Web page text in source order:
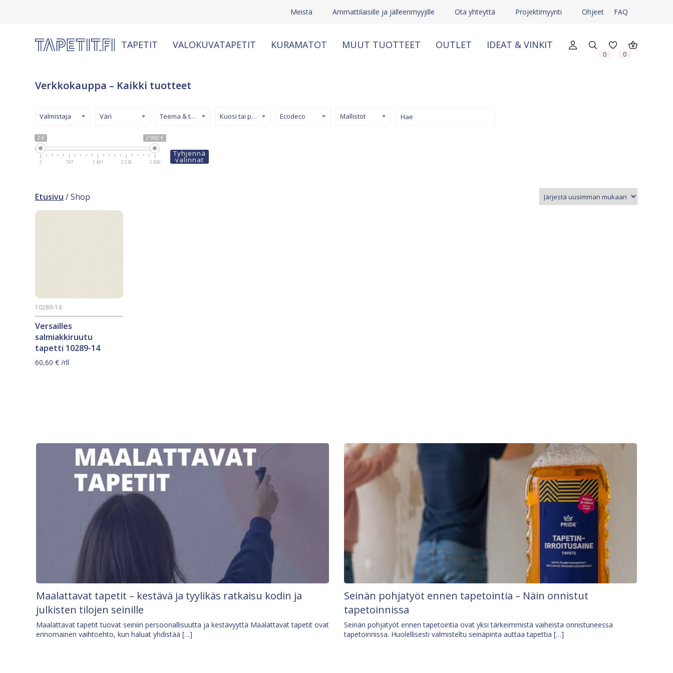
Meistä Ammattilaisille ja jälleenmyyjille Ota yhteyttä Projektimyynti Ohjeet FAQ
TAPETIT VALOKUVATAPETIT KURAMATOT MUUT TUOTTEET OUTLET IDEAT & VINKIT
0 0
Verkkokauppa – Kaikki tuotteet
2 € 2 980 €
2 747 1 491 2 236 2 980
Valmistaja Väri Teema & tyyli Kuosi tai pinta Ecodeco Mallistot
Tyhjennä
valinnat
Etusivu / Shop
Versailles
salmiakkiruutu
tapetti 10289-14
10289-14
60,60 € /rll
Maalattavat tapetit – kestävä ja tyylikäs ratkaisu kodin ja
julkisten tilojen seinille
Maalattavat tapetit tuovat seiniin persoonallisuutta ja kestävyyttä Maalattavat tapetit ovat
erinomainen vaihtoehto, kun haluat yhdistää […]
Seinän pohjatyöt ennen tapetointia – Näin onnistut
tapetoinnissa
Seinän pohjatyöt ennen tapetointia ovat yksi tärkeimmistä vaiheista onnistuneessa
tapetoinnissa. Huolellisesti valmisteltu seinäpinta auttaa tapettia […]